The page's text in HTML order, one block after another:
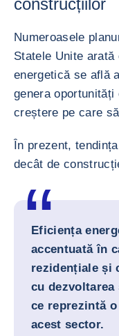
construcțiilor
Numeroasele
Statele Unite
energetică se află
genera
creștere pe care
În prezent,
decât de
Eficiența
accentuată în
rezidențiale și
cu
ce reprezintă
acest sector.